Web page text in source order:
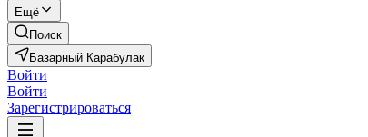
Ещё
Поиск
Базарный Карабулак
Войти
Войти
Зарегистрироваться